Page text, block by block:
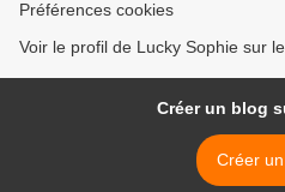
Préférences cookies
Voir le profil de Lucky Sophie sur
Créer un blog
Créer